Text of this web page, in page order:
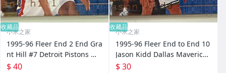
收藏品
小米之家
1995-96 Fleer End 2 End Gra
nt Hill #7 Detroit Pistons 經
典特卡
$ 40
收藏品
小米之家
1995-96 Fleer End to End 10
Jason Kidd Dallas Mavericks
經典特卡
$ 30